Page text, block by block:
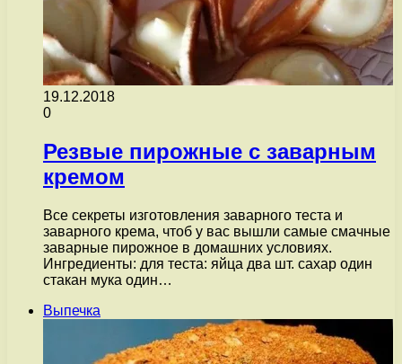
19.12.2018
0
Резвые пирожные с заварным
кремом
Все секреты изготовления заварного теста и
заварного крема, чтоб у вас вышли самые смачные
заварные пирожное в домашних условиях.
Ингредиенты: для теста: яйца два шт. сахар один
стакан мука один…
Выпечка